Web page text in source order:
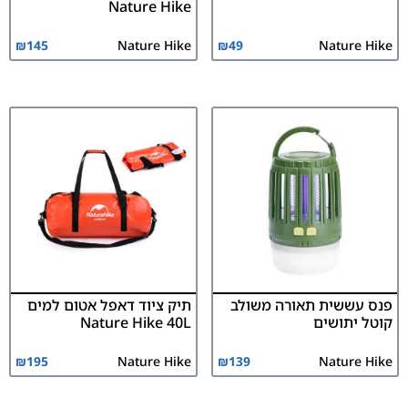
Nature Hike
₪49
Nature Hike
Nature Hike
₪145
פנס עששית תאורה משולב
קוטל יתושים
Nature Hike
₪139
תיק ציוד דאפל אטום למים
Nature Hike 40L
Nature Hike
₪195